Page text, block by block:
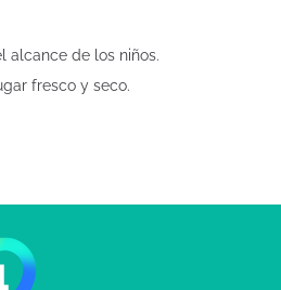
alcance de los niños.
fresco y seco.